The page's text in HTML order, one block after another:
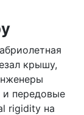
крышу,
и передовые
rigidity на